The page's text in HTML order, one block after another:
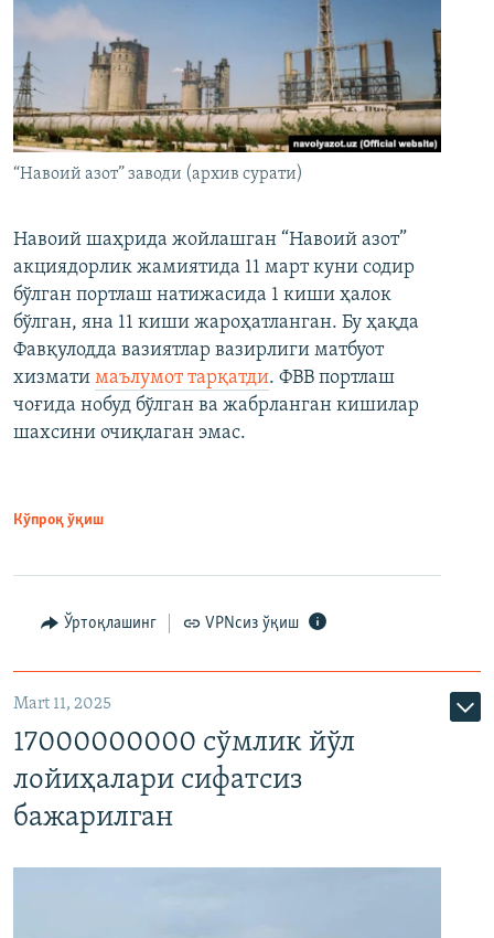
“Навоий азот” заводи (архив сурати)
Навоий шаҳрида жойлашган “Навоий азот”
акциядорлик жамиятида 11 март куни содир
бўлган портлаш натижасида 1 киши ҳалок
бўлган, яна 11 киши жароҳатланган. Бу ҳақда
Фавқулодда вазиятлар вазирлиги матбуот
хизмати маълумот тарқатди. ФВВ портлаш
чоғида нобуд бўлган ва жабрланган кишилар
шахсини очиқлаган эмас.
Кўпроқ ўқиш
Ўртоқлашинг VPNсиз ўқиш
Mart 11, 2025
17000000000 сўмлик йўл
лойиҳалари сифатсиз
бажарилган